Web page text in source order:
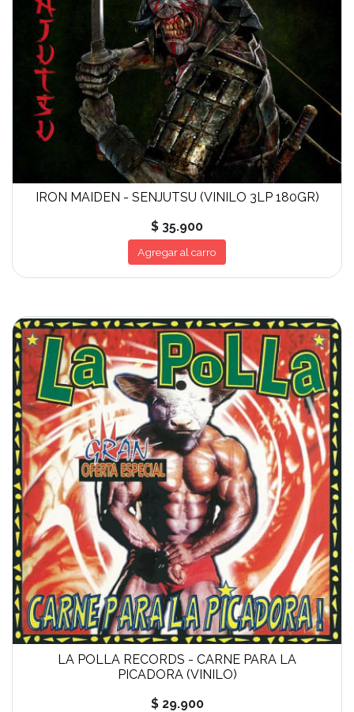
IRON MAIDEN - SENJUTSU (VINILO 3LP 180GR)
$ 35.900
Agregar al carro
LA POLLA RECORDS - CARNE PARA LA
PICADORA (VINILO)
$ 29.900